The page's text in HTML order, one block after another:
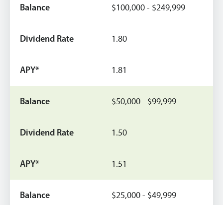
$100,000 - $249,999
1.80
1.81
$50,000 - $99,999
1.50
1.51
$25,000 - $49,999